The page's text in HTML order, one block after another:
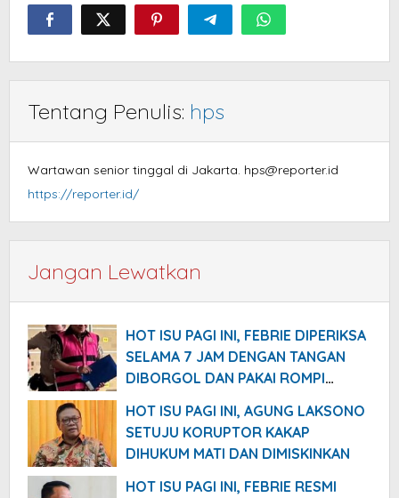
Tentang Penulis: hps
Wartawan senior tinggal di Jakarta. hps@reporter.id
https://reporter.id/
Jangan Lewatkan
HOT ISU PAGI INI, FEBRIE DIPERIKSA
SELAMA 7 JAM DENGAN TANGAN
DIBORGOL DAN PAKAI ROMPI
HOT ISU PAGI INI, AGUNG LAKSONO
SETUJU KORUPTOR KAKAP
DIHUKUM MATI DAN DIMISKINKAN
HOT ISU PAGI INI, FEBRIE RESMI